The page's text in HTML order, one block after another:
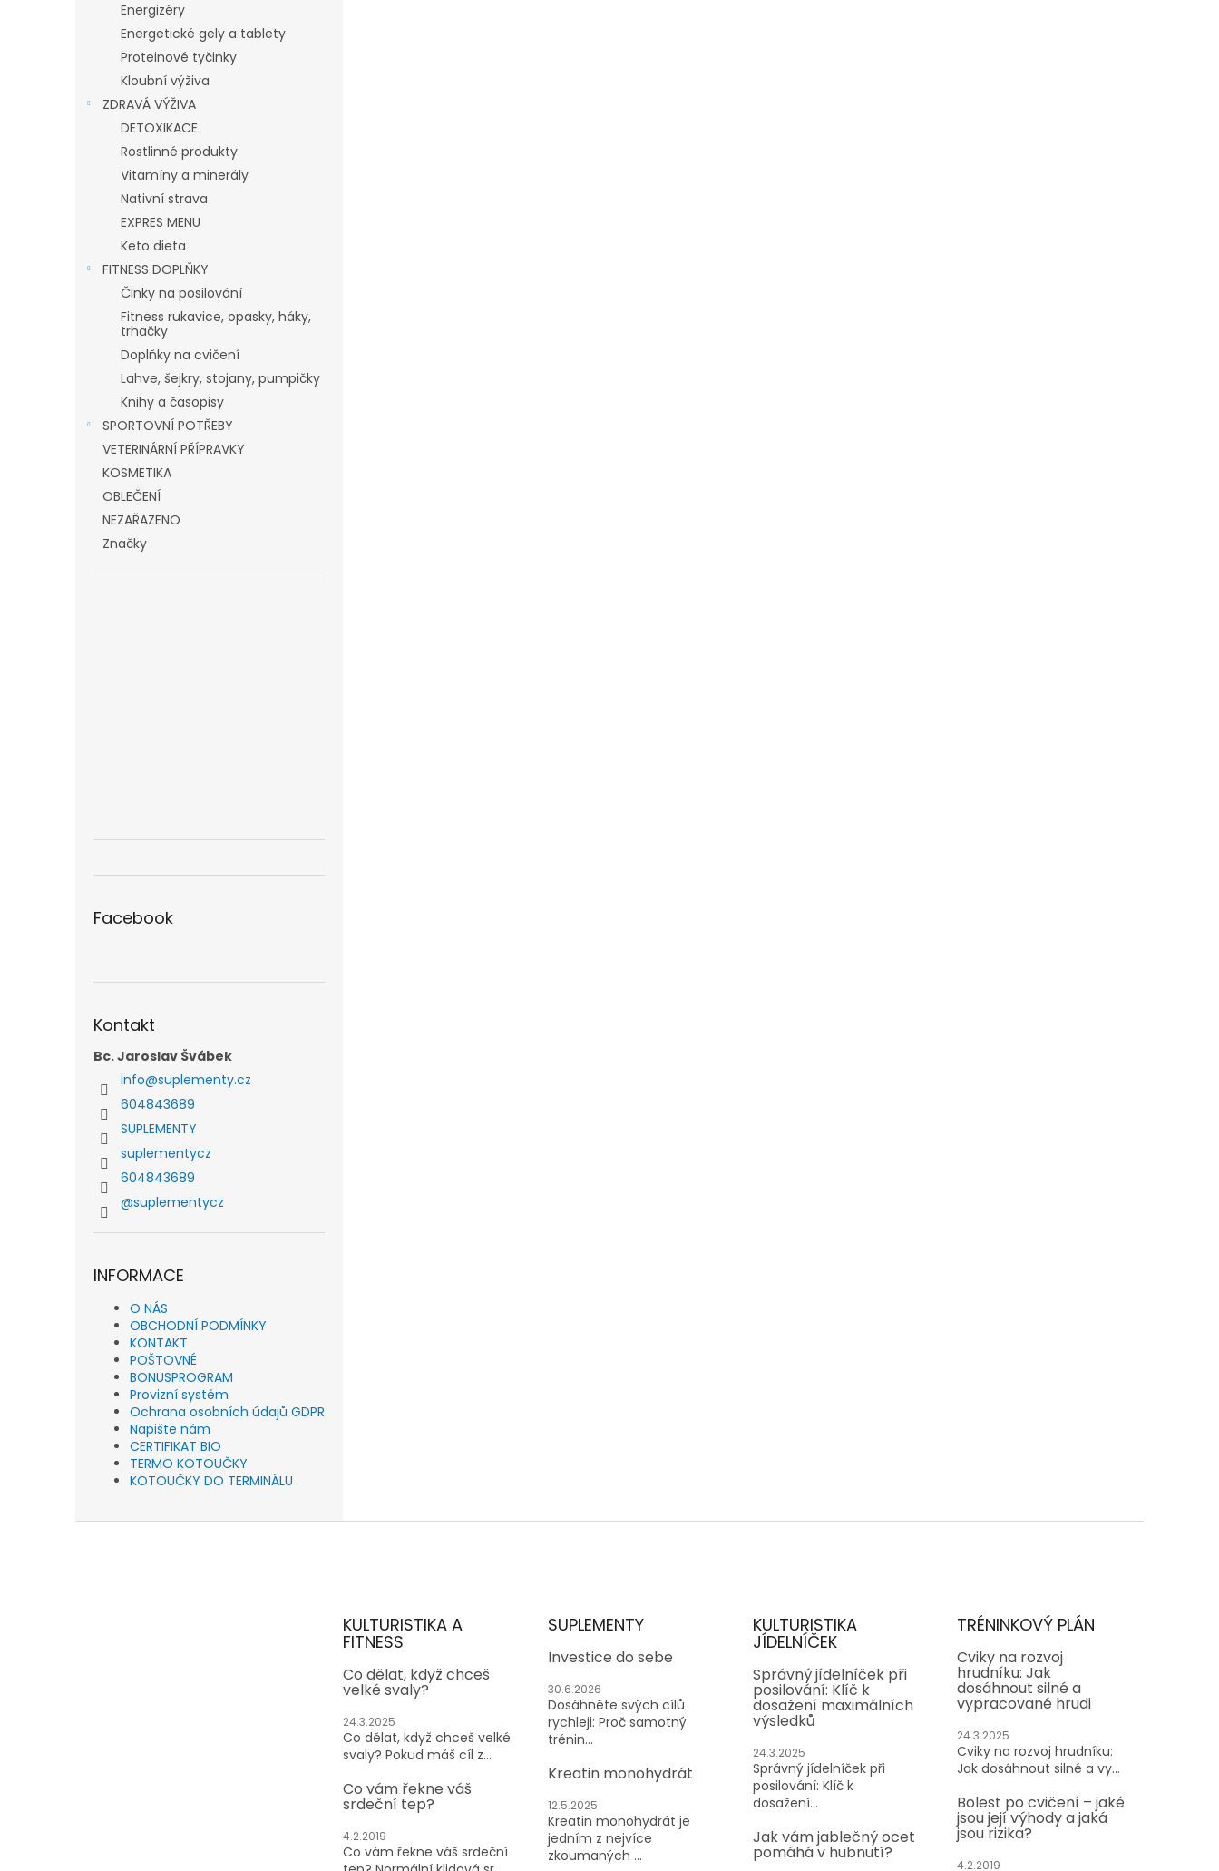
Energizéry
Energetické gely a tablety
Proteinové tyčinky
Kloubní výživa
ZDRAVÁ VÝŽIVA
DETOXIKACE
Rostlinné produkty
Vitamíny a minerály
Nativní strava
EXPRES MENU
Keto dieta
FITNESS DOPLŇKY
Činky na posilování
Fitness rukavice, opasky, háky,
trhačky
Doplňky na cvičení
Lahve, šejkry, stojany, pumpičky
Knihy a časopisy
SPORTOVNÍ POTŘEBY
VETERINÁRNÍ PŘÍPRAVKY
KOSMETIKA
OBLEČENÍ
NEZAŘAZENO
Značky
Facebook
Kontakt
Bc. Jaroslav Švábek
info@suplementy.cz
604843689
SUPLEMENTY
suplementycz
604843689
@suplementycz
INFORMACE
O NÁS
OBCHODNÍ PODMÍNKY
KONTAKT
POŠTOVNÉ
BONUSPROGRAM
Provizní systém
Ochrana osobních údajů GDPR
Napište nám
CERTIFIKAT BIO
TERMO KOTOUČKY
KOTOUČKY DO TERMINÁLU
KULTURISTIKA A
FITNESS
Co dělat, když chceš
velké svaly?
24.3.2025
Co dělat, když chceš velké
svaly? Pokud máš cíl z...
Co vám řekne váš
srdeční tep?
4.2.2019
Co vám řekne váš srdeční
SUPLEMENTY
Investice do sebe
30.6.2026
Dosáhněte svých cílů
rychleji: Proč samotný
trénin...
Kreatin monohydrát
12.5.2025
Kreatin monohydrát je
jedním z nejvíce
zkoumaných ...
KULTURISTIKA
JÍDELNÍČEK
Správný jídelníček při
posilování: Klíč k
dosažení maximálních
výsledků
24.3.2025
Správný jídelníček při
posilování: Klíč k
dosažení...
Jak vám jablečný ocet
pomáhá v hubnutí?
TRÉNINKOVÝ PLÁN
Cviky na rozvoj
hrudníku: Jak
dosáhnout silné a
vypracované hrudi
24.3.2025
Cviky na rozvoj hrudníku:
Jak dosáhnout silné a vy...
Bolest po cvičení – jaké
jsou její výhody a jaká
jsou rizika?
4.2.2019